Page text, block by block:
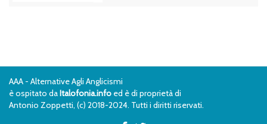
AAA - Alternative Agli Anglicismi
è ospitato daItalofonia.info ed è di proprietà di
Antonio Zoppetti, (c) 2018-2024. Tutti i diritti riservati.